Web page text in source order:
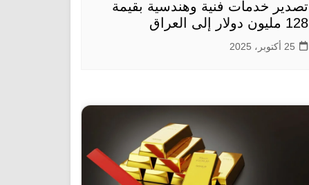
تصدير خدمات فنية وهندسية بقيمة
128 مليون دولار إلى العراق
25 أكتوبر، 2025